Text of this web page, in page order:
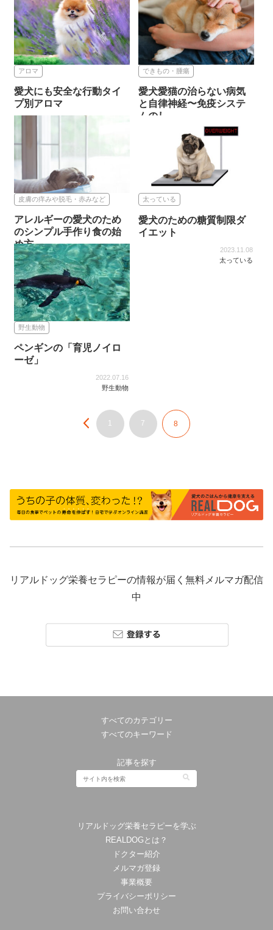
2023.04.15
手作り食
2023.11.08
ドライフード
アロマ
愛犬にも安全な行動タイ
プ別アロマ
できもの・腫瘍
愛犬愛猫の治らない病気
と自律神経〜免疫システ
ムのし...
2026.05.04
皮膚の痒みや脱毛・赤みなど
アレルギーの愛犬のため
のシンプル手作り食の始
め方
2023.11.09
皮膚の痒みや脱毛・赤みなど
太っている
愛犬のための糖質制限ダ
イエット
2023.11.08
太っている
野生動物
ペンギンの「育児ノイロ
ーゼ」
2022.07.16
野生動物
1 7 8
リアルドッグ栄養セラピーの情報が届く無料メルマガ配信
中
すべてのカテゴリー
すべてのキーワード
記事を探す
リアルドッグ栄養セラピーを学ぶ
REALDOGとは？
ドクター紹介
メルマガ登録
事業概要
プライバシーポリシー
お問い合わせ